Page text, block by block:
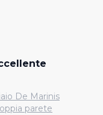
De Marinis
parete